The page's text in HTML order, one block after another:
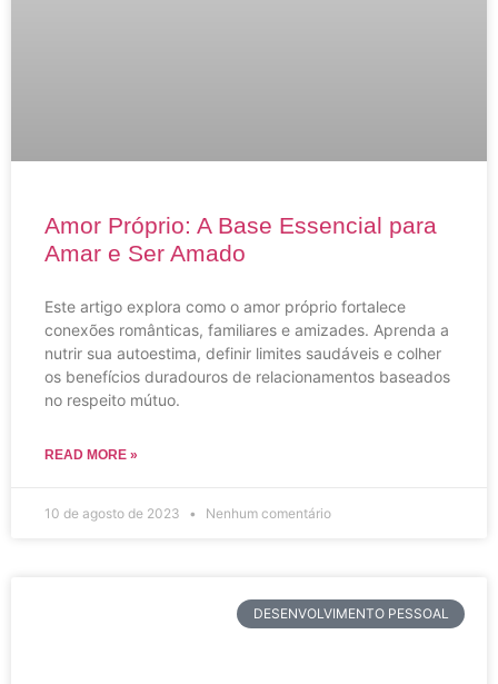
Amor Próprio: A Base Essencial para
Amar e Ser Amado
Este artigo explora como o amor próprio fortalece
conexões românticas, familiares e amizades. Aprenda a
nutrir sua autoestima, definir limites saudáveis ​​e colher
os benefícios duradouros de relacionamentos baseados
no respeito mútuo.
READ MORE »
10 de agosto de 2023 Nenhum comentário
DESENVOLVIMENTO PESSOAL